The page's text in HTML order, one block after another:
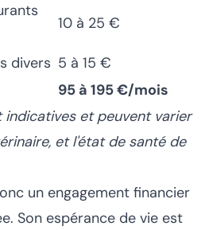
10 à 25 €
divers 5 à 15 €
95 à 195 €/mois
et peuvent varier
et l'état de santé de
un engagement financier
Son espérance de vie est